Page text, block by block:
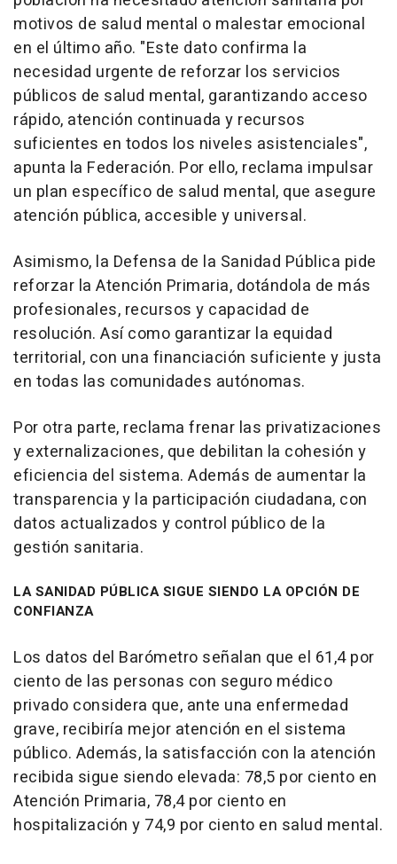
motivos de salud mental o malestar emocional
en el último año. "Este dato confirma la
necesidad urgente de reforzar los servicios
públicos de salud mental, garantizando acceso
rápido, atención continuada y recursos
suficientes en todos los niveles asistenciales",
apunta la Federación. Por ello, reclama impulsar
un plan específico de salud mental, que asegure
atención pública, accesible y universal.
Asimismo, la Defensa de la Sanidad Pública pide
reforzar la Atención Primaria, dotándola de más
profesionales, recursos y capacidad de
resolución. Así como garantizar la equidad
territorial, con una financiación suficiente y justa
en todas las comunidades autónomas.
Por otra parte, reclama frenar las privatizaciones
y externalizaciones, que debilitan la cohesión y
eficiencia del sistema. Además de aumentar la
transparencia y la participación ciudadana, con
datos actualizados y control público de la
gestión sanitaria.
LA SANIDAD PÚBLICA SIGUE SIENDO LA OPCIÓN DE
CONFIANZA
Los datos del Barómetro señalan que el 61,4 por
ciento de las personas con seguro médico
privado considera que, ante una enfermedad
grave, recibiría mejor atención en el sistema
público. Además, la satisfacción con la atención
recibida sigue siendo elevada: 78,5 por ciento en
Atención Primaria, 78,4 por ciento en
hospitalización y 74,9 por ciento en salud mental.